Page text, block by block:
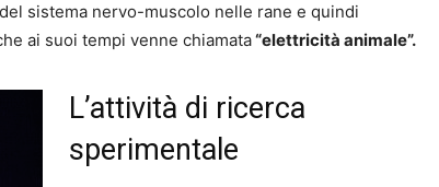
sistema nervo-muscolo nelle rane e quindi
ai suoi tempi venne chiamata“elettricità animale”.
L’attività di ricerca
sperimentale